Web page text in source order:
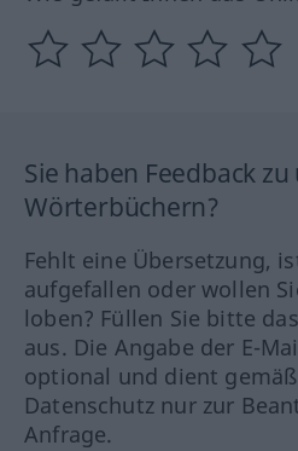
Sie haben Feedback
Wörterbüchern?
Fehlt eine Übersetzung,
aufgefallen oder wollen
loben? Füllen Sie bitte
aus. Die Angabe der E-
optional und dient
Datenschutz nur zur
Anfrage.